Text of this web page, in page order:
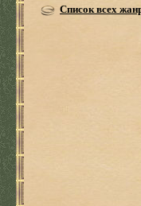
Список всех